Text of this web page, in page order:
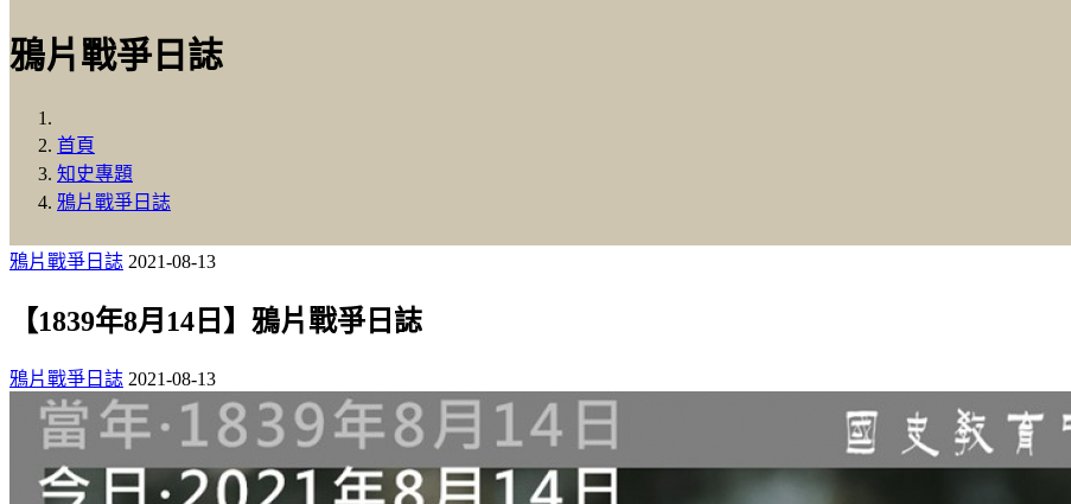
鴉片戰爭日誌
首頁
知史專題
鴉片戰爭日誌
鴉片戰爭日誌 2021-08-13
【1839年8月14日】鴉片戰爭日誌
鴉片戰爭日誌 2021-08-13